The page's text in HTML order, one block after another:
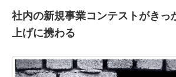
社内の新規事業コンテストがきっ
上げに携わる